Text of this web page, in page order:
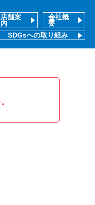
店舗案
内
会社概
要
SDGsへの取り組み